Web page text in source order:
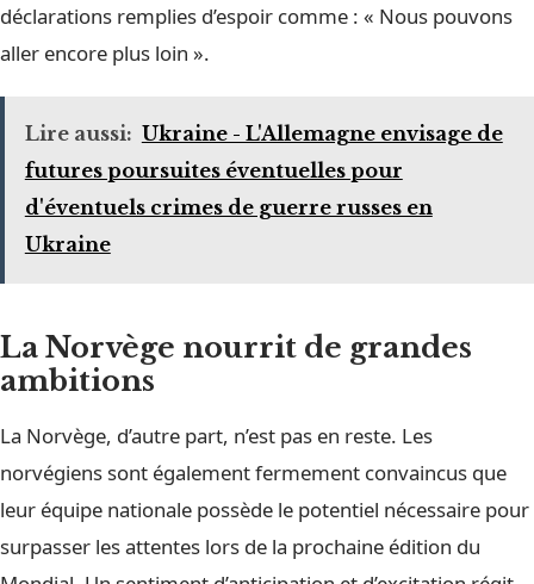
déclarations remplies d’espoir comme : « Nous pouvons
aller encore plus loin ».
Lire aussi: Ukraine - L'Allemagne envisage de
futures poursuites éventuelles pour
d'éventuels crimes de guerre russes en
Ukraine
La Norvège nourrit de grandes
ambitions
La Norvège, d’autre part, n’est pas en reste. Les
norvégiens sont également fermement convaincus que
leur équipe nationale possède le potentiel nécessaire pour
surpasser les attentes lors de la prochaine édition du